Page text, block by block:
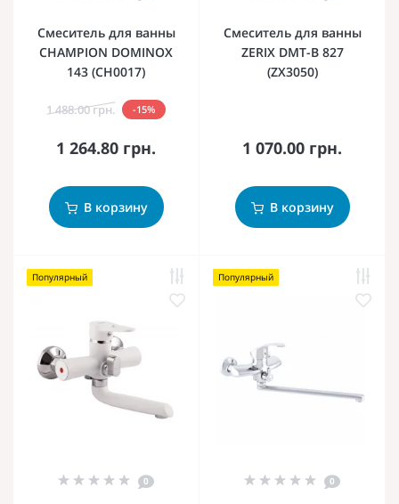
Смеситель для ванны
CHAMPION DOMINOX
143 (CH0017)
1 488.00 грн. -15%
1 264.80 грн.
В корзину
Смеситель для ванны
ZERIX DMT-B 827
(ZX3050)
1 070.00 грн.
В корзину
Популярный
0
Популярный
0